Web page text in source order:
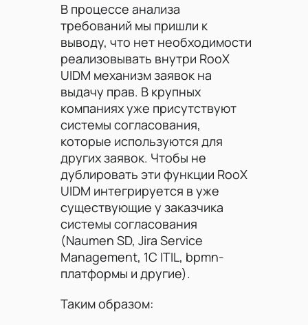
В процессе анализа
требований мы пришли к
выводу, что нет необходимости
реализовывать внутри RooX
UIDM механизм заявок на
выдачу прав. В крупных
компаниях уже присутствуют
системы согласования,
которые используются для
других заявок. Чтобы не
дублировать эти функции RooX
UIDM интегрируется в уже
существующие у заказчика
системы согласования
(Naumen SD, Jira Service
Management, 1С ITIL, bpmn-
платформы и другие).
Таким образом: